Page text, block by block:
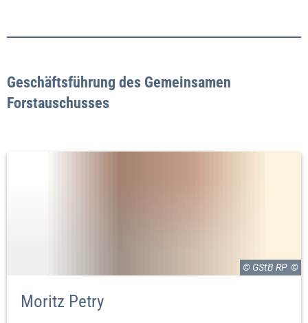
Geschäftsführung des Gemeinsamen
Forstauschusses
© GStB RP
Moritz Petry